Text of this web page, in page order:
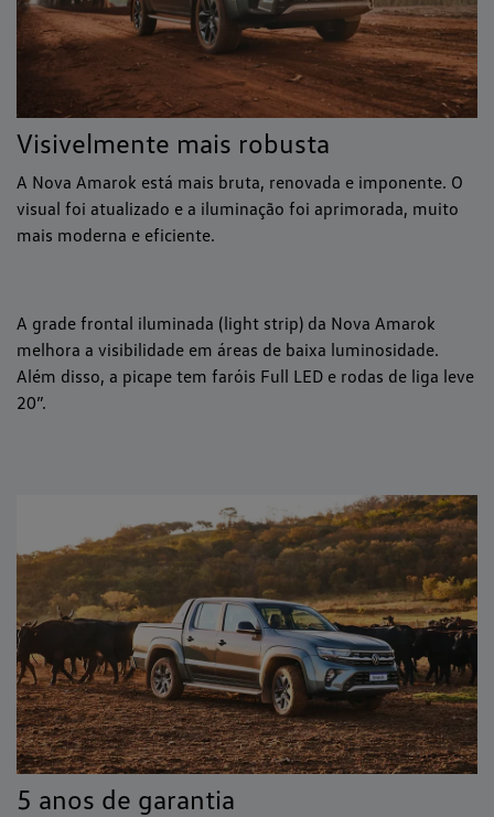
Visivelmente mais robusta
A Nova Amarok está mais bruta, renovada e imponente. O
visual foi atualizado e a iluminação foi aprimorada, muito
mais moderna e eficiente.
A grade frontal iluminada (light strip) da Nova Amarok
melhora a visibilidade em áreas de baixa luminosidade.
Além disso, a picape tem faróis Full LED e rodas de liga leve
20”.
5 anos de garantia